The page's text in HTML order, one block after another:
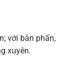
với bàn phấn,
xuyên.